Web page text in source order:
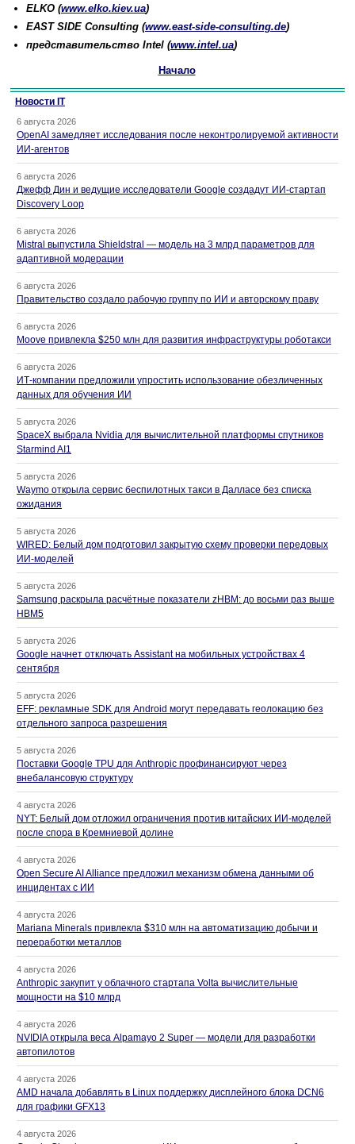
ELKO (www.elko.kiev.ua)
EAST SIDE Consulting (www.east-side-consulting.de)
представительство Intel (www.intel.ua)
Начало
Новости IT
6 августа 2026
OpenAI замедляет исследования после неконтролируемой активности
ИИ-агентов
6 августа 2026
Джефф Дин и ведущие исследователи Google создадут ИИ-стартап
Discovery Loop
6 августа 2026
Mistral выпустила Shieldstral — модель на 3 млрд параметров для
адаптивной модерации
6 августа 2026
Правительство создало рабочую группу по ИИ и авторскому праву
6 августа 2026
Moove привлекла $250 млн для развития инфраструктуры роботакси
6 августа 2026
ИТ-компании предложили упростить использование обезличенных
данных для обучения ИИ
5 августа 2026
SpaceX выбрала Nvidia для вычислительной платформы спутников
Starmind AI1
5 августа 2026
Waymo открыла сервис беспилотных такси в Далласе без списка
ожидания
5 августа 2026
WIRED: Белый дом подготовил закрытую схему проверки передовых
ИИ-моделей
5 августа 2026
Samsung раскрыла расчётные показатели zHBM: до восьми раз выше
HBM5
5 августа 2026
Google начнет отключать Assistant на мобильных устройствах 4
сентября
5 августа 2026
EFF: рекламные SDK для Android могут передавать геолокацию без
отдельного запроса разрешения
5 августа 2026
Поставки Google TPU для Anthropic профинансируют через
внебалансовую структуру
4 августа 2026
NYT: Белый дом отложил ограничения против китайских ИИ-моделей
после спора в Кремниевой долине
4 августа 2026
Open Secure AI Alliance предложил механизм обмена данными об
инцидентах с ИИ
4 августа 2026
Mariana Minerals привлекла $310 млн на автоматизацию добычи и
переработки металлов
4 августа 2026
Anthropic закупит у облачного стартапа Volta вычислительные
мощности на $10 млрд
4 августа 2026
NVIDIA открыла веса Alpamayo 2 Super — модели для разработки
автопилотов
4 августа 2026
AMD начала добавлять в Linux поддержку дисплейного блока DCN6
для графики GFX13
4 августа 2026